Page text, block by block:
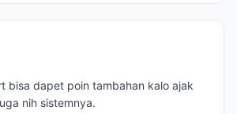
bisa dapet poin tambahan kalo ajak
nih sistemnya.